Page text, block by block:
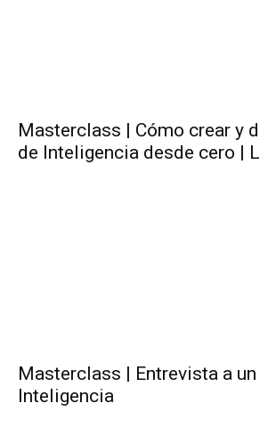
Masterclass | Cómo crear y
de Inteligencia desde cero |
Masterclass | Entrevista a un
Inteligencia